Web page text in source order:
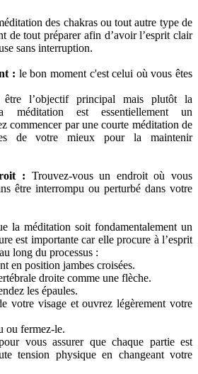
des chakras ou tout autre type de
de tout préparer afin d’avoir l’esprit clair
sans interruption.
: le bon moment c'est celui où vous êtes
l’objectif principal mais plutôt la
méditation est essentiellement un
commencer par une courte méditation de
de votre mieux pour la maintenir
: Trouvez-vous un endroit où vous
être interrompu ou perturbé dans votre
la méditation soit fondamentalement un
est importante car elle procure à l’esprit
long du processus :
en position jambes croisées.
droite comme une flèche.
les épaules.
votre visage et ouvrez légèrement votre
ou fermez-le.
vous assurer que chaque partie est
tension physique en changeant votre